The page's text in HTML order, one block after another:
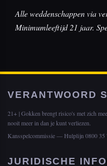
Alle weddenschappen via
Minimumleeftijd 21 jaar.
VERANTWOORD
21+ | Gokken brengt risico's met zich
nooit meer in dan je kunt verliezen.
Kansspelcommissie — Hulplijn 0800 35
JURIDISCHE